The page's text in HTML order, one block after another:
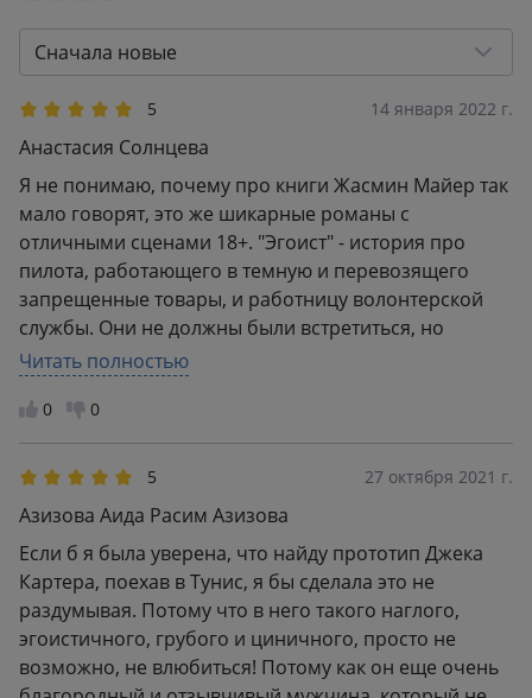
2
1
1
Сначала новые
5 14 января 2022 г.
Анастасия Солнцева
Я не понимаю, почему про книги Жасмин Майер так
мало говорят, это же шикарные романы с
отличными сценами 18+. "Эгоист" - история про
пилота, работающего в темную и перевозящего
запрещенные товары, и работницу волонтерской
службы. Они не должны были встретиться, но
плохой отель и судьба решили иначе. Теперь он
хочет ей помочь, но не так, как она думает. Роман
шикарный, 10 из 10(даже обложка в целом неплоха)
Читать полностью
0 0
5 27 октября 2021 г.
Азизова Аида Расим Азизова
Если б я была уверена, что найду прототип Джека
Картера, поехав в Тунис, я бы сделала это не
раздумывая. Потому что в него такого наглого,
эгоистичного, грубого и циничного, просто не
возможно, не влюбиться! Потому как он еще очень